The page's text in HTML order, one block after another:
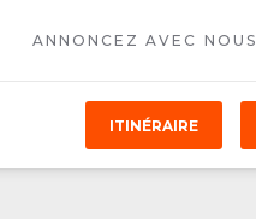
ANNONCEZ AVEC NOUS
ITINÉRAIRE